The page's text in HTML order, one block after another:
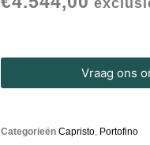
Vraag ons
Categorieën Capristo, Portofino